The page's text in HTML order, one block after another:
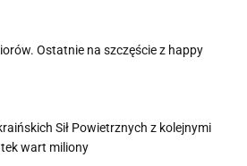
Ostatnie na szczęście z happy
Sił Powietrznych z kolejnymi
wart miliony